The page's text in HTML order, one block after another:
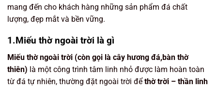
mang đến cho khách hàng những sản phẩm đá chất
lượng, đẹp mắt và bền vững.
1.Miếu thờ ngoài trời là gì
Miếu thờ ngoài trời (còn gọi là cây hương đá,bàn thờ
thiên) là một công trình tâm linh nhỏ được làm hoàn toàn
từ đá tự nhiên, thường đặt ngoài trời đểthờ trời – thần linh